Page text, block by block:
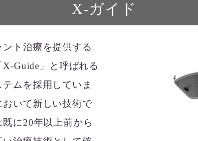
X-ガイド
ト治療を提供する
Guide」と呼ばれる
ムを採用していま
いて新しい技術で
に20年以上前から